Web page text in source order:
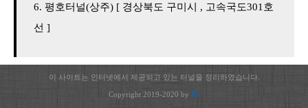
평호터널(상주) [ 경상북도 구미시 , 고속국도301호
선 ]
이 사이트는 인터넷에서 제공되고 있는 터널을 정리하였습니다.
Copyright 2019-2020 by JH